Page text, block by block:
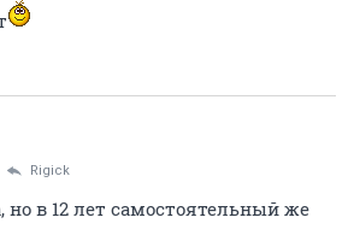
Rigick
но в 12 лет самостоятельный же